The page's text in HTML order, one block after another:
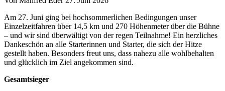
Am 27. Juni ging bei hochsommerlichen Bedingungen unser
Einzelzeitfahren über 14,5 km und 270 Höhenmeter über die Bühne
– und wir sind überwältigt von der regen Teilnahme! Ein herzliches
Dankeschön an alle Starterinnen und Starter, die sich der Hitze
gestellt haben. Besonders freut uns, dass nahezu alle wohlbehalten
und glücklich im Ziel angekommen sind.
Gesamtsieger